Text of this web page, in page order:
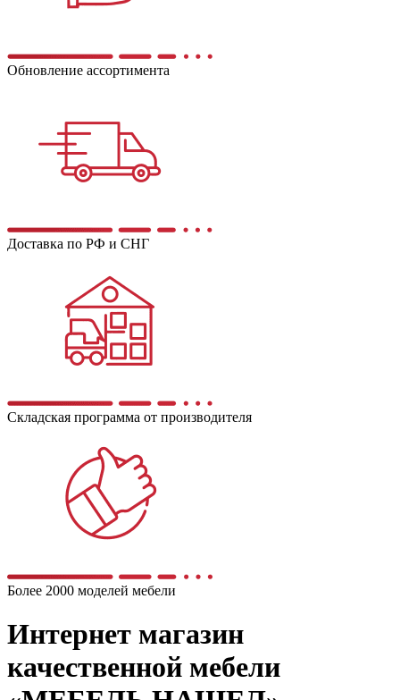
Обновление ассортимента
Доставка по РФ и СНГ
Складская программа от производителя
Более 2000 моделей мебели
Интернет магазин
качественной мебели